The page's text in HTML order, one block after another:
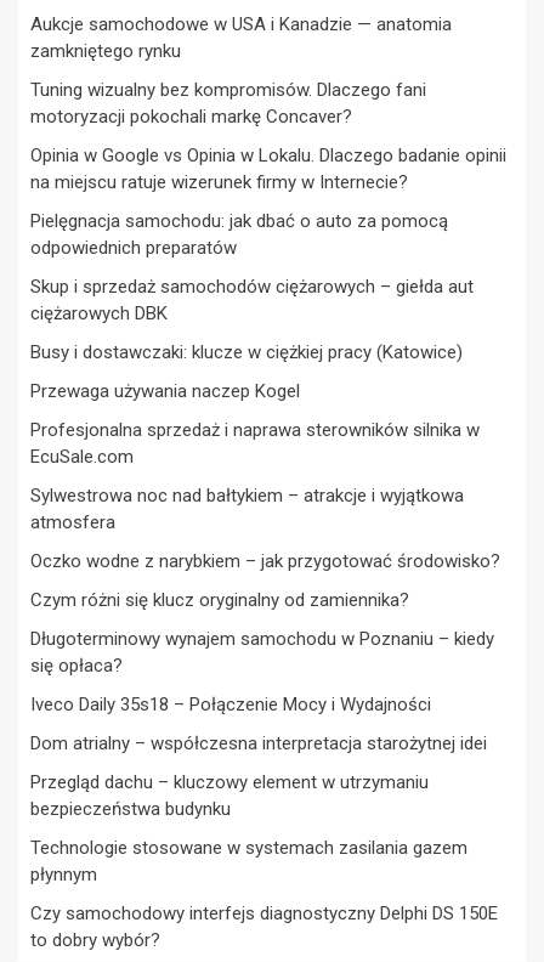
Aukcje samochodowe w USA i Kanadzie — anatomia
zamkniętego rynku
Tuning wizualny bez kompromisów. Dlaczego fani
motoryzacji pokochali markę Concaver?
Opinia w Google vs Opinia w Lokalu. Dlaczego badanie opinii
na miejscu ratuje wizerunek firmy w Internecie?
Pielęgnacja samochodu: jak dbać o auto za pomocą
odpowiednich preparatów
Skup i sprzedaż samochodów ciężarowych – giełda aut
ciężarowych DBK
Busy i dostawczaki: klucze w ciężkiej pracy (Katowice)
Przewaga używania naczep Kogel
Profesjonalna sprzedaż i naprawa sterowników silnika w
EcuSale.com
Sylwestrowa noc nad bałtykiem – atrakcje i wyjątkowa
atmosfera
Oczko wodne z narybkiem – jak przygotować środowisko?
Czym różni się klucz oryginalny od zamiennika?
Długoterminowy wynajem samochodu w Poznaniu – kiedy
się opłaca?
Iveco Daily 35s18 – Połączenie Mocy i Wydajności
Dom atrialny – współczesna interpretacja starożytnej idei
Przegląd dachu – kluczowy element w utrzymaniu
bezpieczeństwa budynku
Technologie stosowane w systemach zasilania gazem
płynnym
Czy samochodowy interfejs diagnostyczny Delphi DS 150E
to dobry wybór?